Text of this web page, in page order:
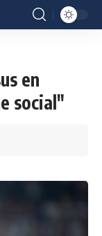
en
social"